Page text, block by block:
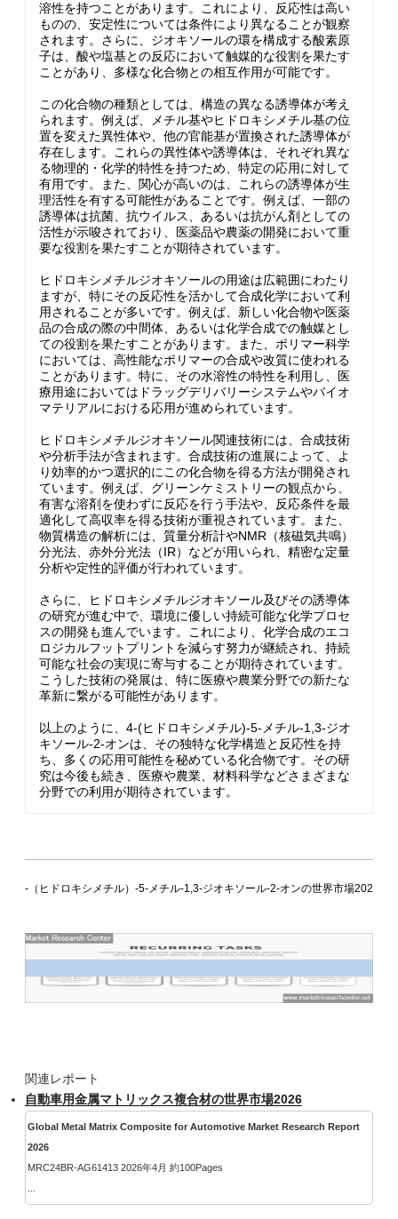
溶性を持つことがあります。これにより、反応性は高い
ものの、安定性については条件により異なることが観察
されます。さらに、ジオキソールの環を構成する酸素原
子は、酸や塩基との反応において触媒的な役割を果たす
ことがあり、多様な化合物との相互作用が可能です。
この化合物の種類としては、構造の異なる誘導体が考え
られます。例えば、メチル基やヒドロキシメチル基の位
置を変えた異性体や、他の官能基が置換された誘導体が
存在します。これらの異性体や誘導体は、それぞれ異な
る物理的・化学的特性を持つため、特定の応用に対して
有用です。また、関心が高いのは、これらの誘導体が生
理活性を有する可能性があることです。例えば、一部の
誘導体は抗菌、抗ウイルス、あるいは抗がん剤としての
活性が示唆されており、医薬品や農薬の開発において重
要な役割を果たすことが期待されています。
ヒドロキシメチルジオキソールの用途は広範囲にわたり
ますが、特にその反応性を活かして合成化学において利
用されることが多いです。例えば、新しい化合物や医薬
品の合成の際の中間体、あるいは化学合成での触媒とし
ての役割を果たすことがあります。また、ポリマー科学
においては、高性能なポリマーの合成や改質に使われる
ことがあります。特に、その水溶性の特性を利用し、医
療用途においてはドラッグデリバリーシステムやバイオ
マテリアルにおける応用が進められています。
ヒドロキシメチルジオキソール関連技術には、合成技術
や分析手法が含まれます。合成技術の進展によって、よ
り効率的かつ選択的にこの化合物を得る方法が開発され
ています。例えば、グリーンケミストリーの観点から、
有害な溶剤を使わずに反応を行う手法や、反応条件を最
適化して高収率を得る技術が重視されています。また、
物質構造の解析には、質量分析計やNMR（核磁気共鳴）
分光法、赤外分光法（IR）などが用いられ、精密な定量
分析や定性的評価が行われています。
さらに、ヒドロキシメチルジオキソール及びその誘導体
の研究が進む中で、環境に優しい持続可能な化学プロセ
スの開発も進んでいます。これにより、化学合成のエコ
ロジカルフットプリントを減らす努力が継続され、持続
可能な社会の実現に寄与することが期待されています。
こうした技術の発展は、特に医療や農業分野での新たな
革新に繋がる可能性があります。
以上のように、4-(ヒドロキシメチル)-5-メチル-1,3-ジオ
キソール-2-オンは、その独特な化学構造と反応性を持
ち、多くの応用可能性を秘めている化合物です。その研
究は今後も続き、医療や農業、材料科学などさまざまな
分野での利用が期待されています。
4-（ヒドロキシメチル）-5-メチル-1,3-ジオキソール-2-オンの世界市場2026
関連レポート
自動車用金属マトリックス複合材の世界市場2026
Global Metal Matrix Composite for Automotive Market Research Report
2026
MRC24BR-AG61413 2026年4月 約100Pages